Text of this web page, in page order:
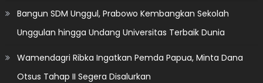
Bangun SDM Unggul, Prabowo Kembangkan Sekolah
Unggulan hingga Undang Universitas Terbaik Dunia
Wamendagri Ribka Ingatkan Pemda Papua, Minta Dana
Otsus Tahap II Segera Disalurkan